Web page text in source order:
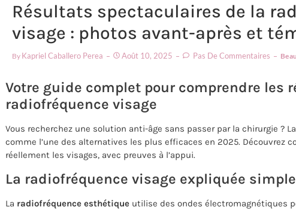
Résultats spectaculaires de la
visage : photos avant-après et
By Kapriel Caballero Perea Août 10, 2025 Pas De Commentaires
Votre guide complet pour comprendre les
radiofréquence visage
Vous recherchez une solution anti-âge sans passer par la chirurgie ? La
comme l’une des alternatives les plus efficaces en 2025. Découvrez
réellement les visages, avec preuves à l’appui.
La radiofréquence visage expliquée
La radiofréquence esthétique utilise des ondes électromagnétiques